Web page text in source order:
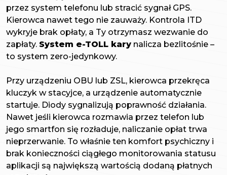
przez system telefonu lub stracić sygnał GPS.
Kierowca nawet tego nie zauważy. Kontrola ITD
wykryje brak opłaty, a Ty otrzymasz wezwanie do
zapłaty. System e-TOLL kary nalicza bezlitośnie –
to system zero-jedynkowy.
Przy urządzeniu OBU lub ZSL, kierowca przekręca
kluczyk w stacyjce, a urządzenie automatycznie
startuje. Diody sygnalizują poprawność działania.
Nawet jeśli kierowca rozmawia przez telefon lub
jego smartfon się rozładuje, naliczanie opłat trwa
nieprzerwanie. To właśnie ten komfort psychiczny i
brak konieczności ciągłego monitorowania statusu
aplikacji są największą wartością dodaną płatnych